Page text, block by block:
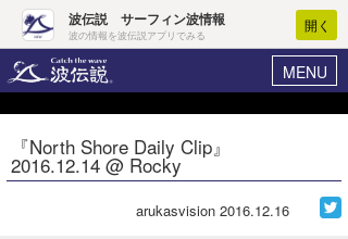
波伝説 サーフィン波情報
波の情報を波伝説アプリでみる
開く
MENU
ヘルプ マイホーム
ログイン
『North Shore Daily Clip』
2016.12.14 @ Rocky
arukasvision 2016.12.16
Core Surf Japan